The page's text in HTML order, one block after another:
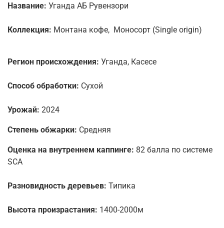
Название: Уганда АБ Рувензори
Коллекция: Монтана кофе, Моносорт (Single origin)
Регион происхождения: Уганда, Касесе
Способ обработки: Сухой
Урожай: 2024
Степень обжарки: Средняя
Оценка на внутреннем каппинге: 82 балла по системе
SCA
Разновидность деревьев: Типика
Высота произрастания: 1400-2000м